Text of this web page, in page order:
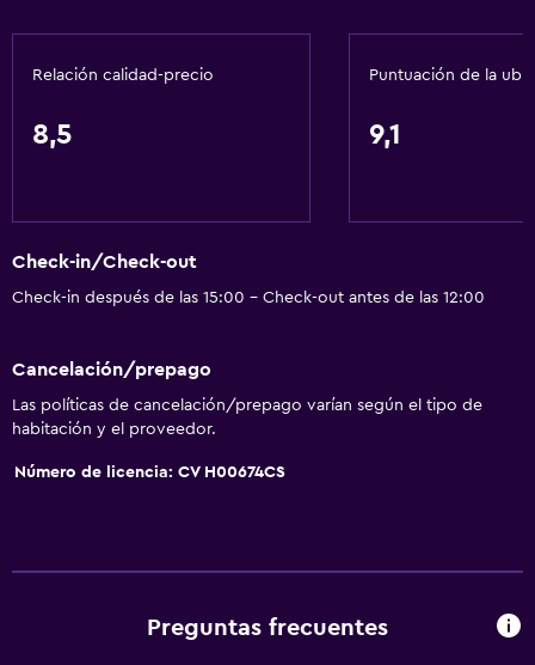
Relación calidad-precio
8,5
Puntuación de la
9,1
Check-in/Check-out
Check-in después de las 15:00 - Check-out antes de las 12:00
Cancelación/prepago
Las políticas de cancelación/prepago varían según el tipo de
habitación y el proveedor.
Número de licencia: CV H00674CS
Preguntas frecuentes